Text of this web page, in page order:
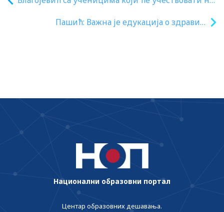
СингапуруПашић: Важна је едукација о здравим
Национални образовни портал
Центар образовних дешавања.